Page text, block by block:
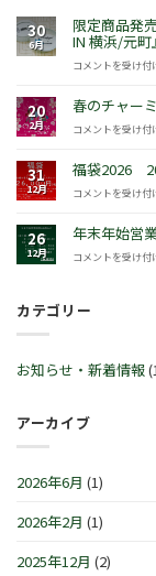
30
6月
限定商品発
IN 横浜/元町
限
商
品
発
『ピ
ラ
ビ
™
ブ
レ
ョ
IN
浜/
コメントを受け付
20
2月
春のチャー
春
チ
ャ
ー
ン
ル
21
～
1
(日)
は
コメントを受け付
31
12月
福袋2026
福
2026
2025
年
30
年
4
コメントを受け付
26
12月
年末年始営
年
始
お
知
で
は
コメントを受け付
カテゴリー
お知らせ・新着情報
アーカイブ
2026年6月 (1)
2026年2月 (1)
2025年12月 (2)